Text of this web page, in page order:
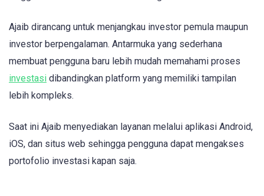
Ajaib dirancang untuk menjangkau investor pemula maupun
investor berpengalaman. Antarmuka yang sederhana
membuat pengguna baru lebih mudah memahami proses
investasi dibandingkan platform yang memiliki tampilan
lebih kompleks.
Saat ini Ajaib menyediakan layanan melalui aplikasi Android,
iOS, dan situs web sehingga pengguna dapat mengakses
portofolio investasi kapan saja.